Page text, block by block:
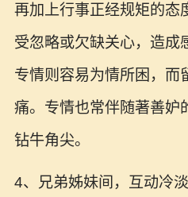
再加上行事正经规矩的态
受忽略或欠缺关心，造成
专情则容易为情所困，而
痛。专情也常伴随著善妒
钻牛角尖。
4、兄弟姊妹间，互动冷